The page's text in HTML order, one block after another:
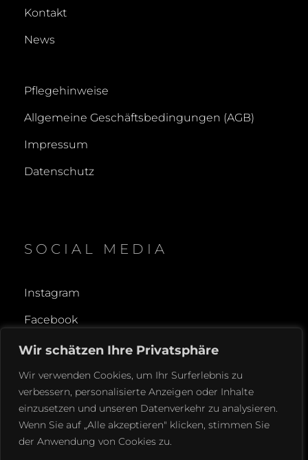
Wir schätzen Ihre Privatsphäre
Wir verwenden Cookies, um Ihr Surferlebnis zu
verbessern, personalisierte Anzeigen oder Inhalte
einzusetzen und unseren Datenverkehr zu analysieren.
Wenn Sie auf „Alle akzeptieren" klicken, stimmen Sie
der Anwendung von Cookies zu.
Kontakt
News
Pflegehinweise
Allgemeine Geschäftsbedingungen (AGB)
Impressum
Datenschutz
SOCIAL MEDIA
Instagram
Facebook
COPYRIGHT © 2026EPPLER TATTOO . ALL RIGHTS
RESERVED.DATENSCHUTZERKLÄRUNG